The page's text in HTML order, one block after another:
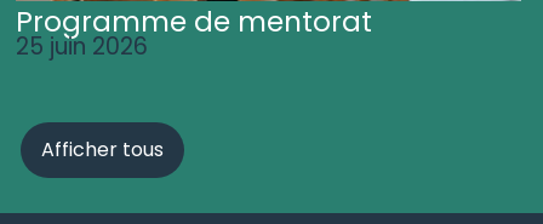
Programme de mentorat
25 juin 2026
Afficher tous